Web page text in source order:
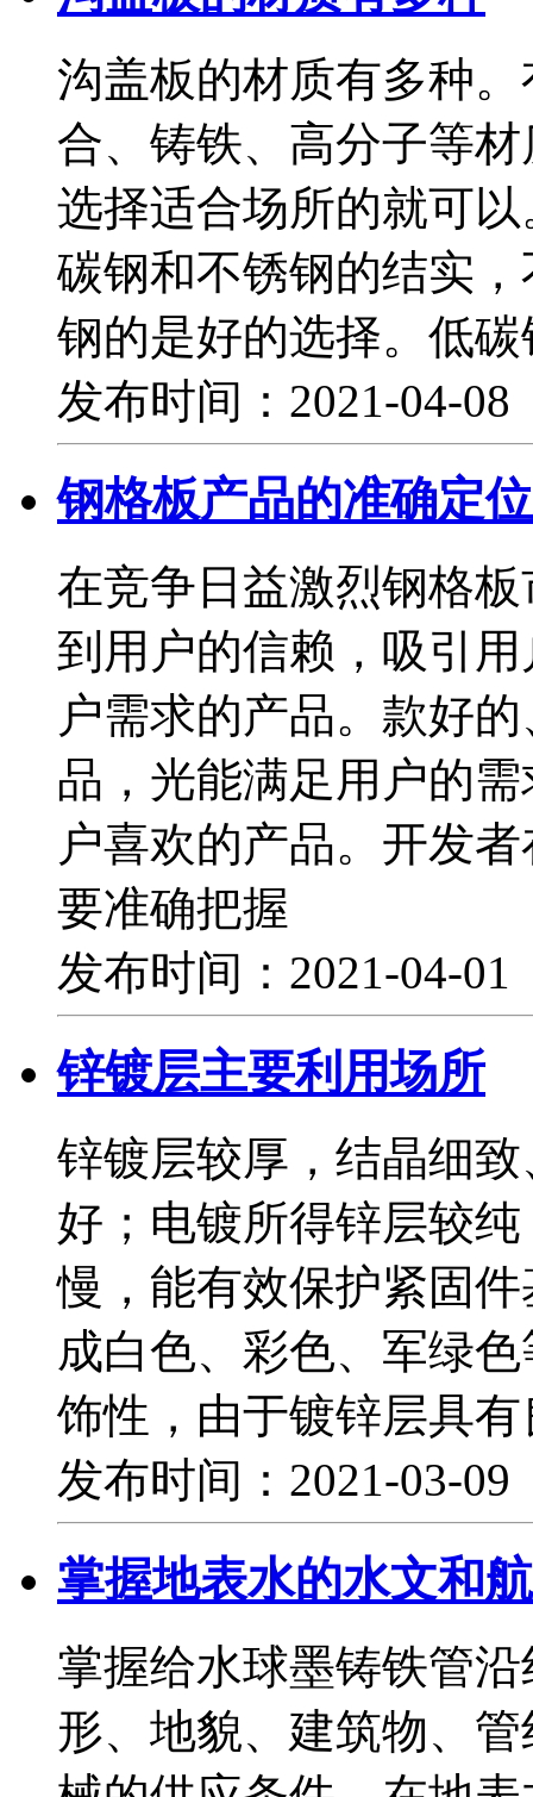
沟盖板的材质有多种
合、铸铁、高分子等
选择适合场所的就可
碳钢和不锈钢的结实
钢的是好的选择。低
发布时间：2021-04-
钢格板产品的准确定位
在竞争日益激烈钢格
到用户的信赖，吸引
户需求的产品。款好
品，光能满足用户的
户喜欢的产品。开发
要准确把握
发布时间：2021-04-
锌镀层主要利用场所
锌镀层较厚，结晶细
好；电镀所得锌层较
慢，能有效保护紧固
成白色、彩色、军绿
饰性，由于镀锌层具
发布时间：2021-03-
掌握地表水的水文和
掌握给水球墨铸铁管
形、地貌、建筑物、